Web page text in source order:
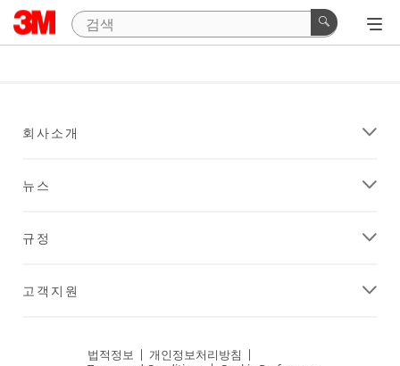
회사소개
뉴스
규정
고객지원
법적정보 | 개인정보처리방침 |